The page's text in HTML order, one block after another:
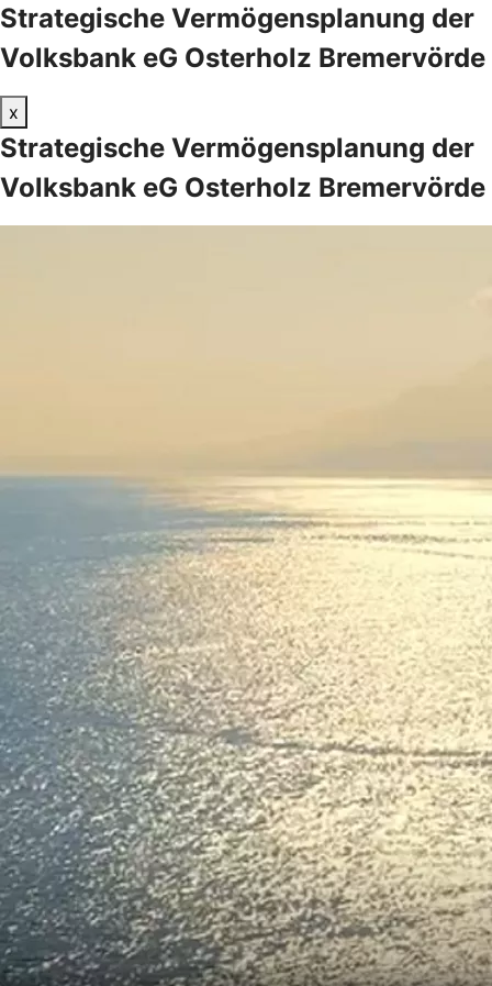
Strategische Vermögensplanung der
Volksbank eG Osterholz Bremervörde
x
Strategische Vermögensplanung der
Volksbank eG Osterholz Bremervörde